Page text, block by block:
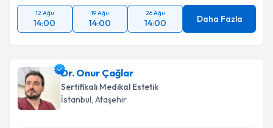
12 Ağu
14:00
19 Ağu
14:00
26 Ağu
14:00 Daha Fazla
Dr. Onur Çağlar
Sertifikalı Medikal Estetik
İstanbul, Ataşehir